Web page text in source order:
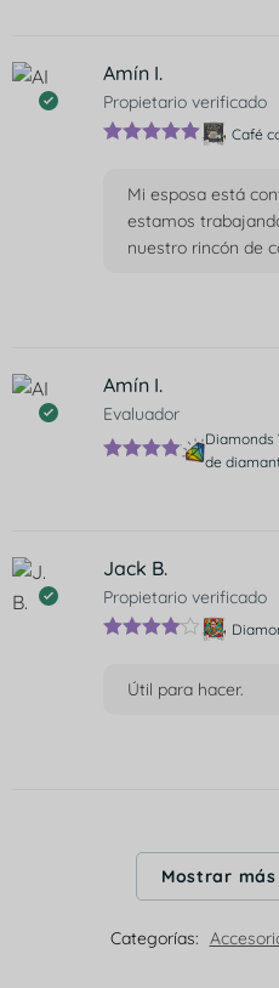
Amín I.
Propietario verificado
Café
Mi esposa está
estamos
nuestro rincón de
Amín I.
Evaluador
Diamonds
de
Jack B.
Propietario verificado
Útil para hacer.
Mostrar
Categorías: